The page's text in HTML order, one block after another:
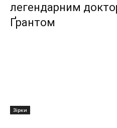
легендарним
Ґрантом
Зірки